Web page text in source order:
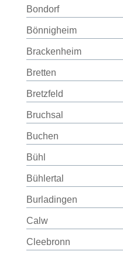
Bondorf
Bönnigheim
Brackenheim
Bretten
Bretzfeld
Bruchsal
Buchen
Bühl
Bühlertal
Burladingen
Calw
Cleebronn